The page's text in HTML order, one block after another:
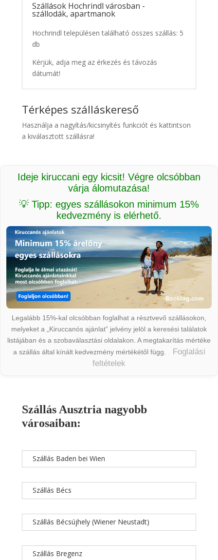
Szállások Hochrindl városban -
szállodák, apartmanok
Hochrindl településen található összes szállás: 5
db
Kérjük, adja meg az érkezés és távozás
dátumát!
Térképes szálláskereső
Használja a nagyítás/kicsinyítés funkciót és kattintson
a kiválasztott szállásra!
Ideje kiruccani egy kicsit! Végre olcsóbban
várja álomutazása!
💡 Tipp: egyes szállásokon minimum 15%
kedvezmény is elérhető.
Legalább 15%-kal olcsóbban foglalhat a résztvevő szállásokon,
melyeket a „Kiruccanós ajánlat” jelvény jelöl a keresési találatok
listájában és a szobaválasztási oldalakon. A megtakarítás mértéke
a szállás által kínált kedvezmény mértékétől függ.
Foglalási
feltételek
Szállás Ausztria nagyobb
városaiban:
Szállás Baden bei Wien
Szállás Bécs
Szállás Bécsújhely (Wiener Neustadt)
Szállás Bregenz